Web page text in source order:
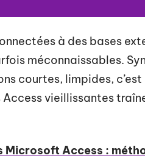
à des bases
méconnaissables.
courtes, limpides, c’est
vieillissantes
Microsoft Access :